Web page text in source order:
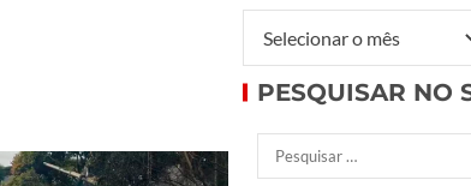
PESQUISAR NO